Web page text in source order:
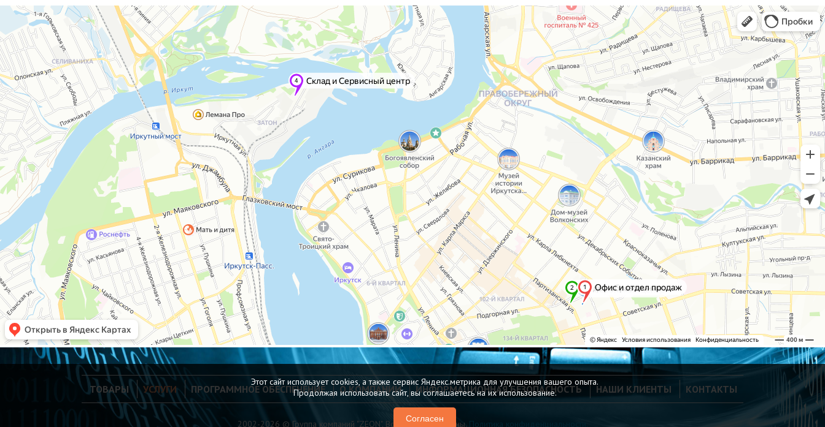
ТОВАРЫ УСЛУГИ ПРОГРАММНОЕ ОБЕСПЕЧЕНИЕ О КОМПАНИИ ИНФОРМАЦИОННАЯ БЕЗОПАСНОСТЬ НАШИ КЛИЕНТЫ КОНТАКТЫ
2002-2026 © Группа компаний "ZEON". Все права защищены. Политика конфиденциальности.
Этот сайт использует cookies, а также сервис Яндекс.метрика для улучшения вашего опыта.
Продолжая использовать сайт, вы соглашаетесь на их использование.
Согласен